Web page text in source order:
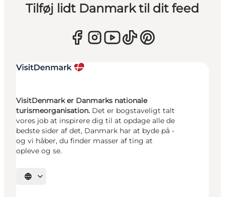
Tilføj lidt Danmark til dit feed
VisitDenmark er Danmarks nationale
turismeorganisation. Det er bogstaveligt talt
vores job at inspirere dig til at opdage alle de
bedste sider af det, Danmark har at byde på -
og vi håber, du finder masser af ting at
opleve og se.
Vælg sprog